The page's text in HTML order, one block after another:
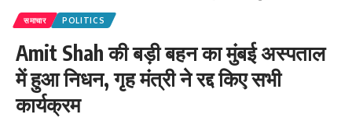
समाचार POLITICS
Amit Shah की बड़ी बहन का मुंबई अस्पताल
में हुआ निधन, गृह मंत्री ने रद्द किए सभी
कार्यक्रम